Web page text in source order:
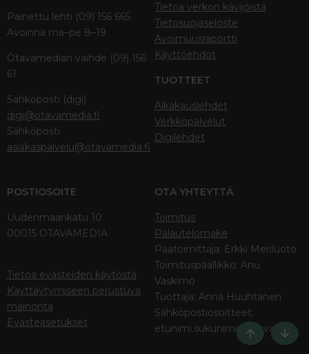
Painettu lehti (09) 156 665
Avoinna ma–pe 8–19
Otavamedian vaihde (09) 156
61
Sähköposti (digi)
digi@otavamedia.fi
Sähköposti
asiakaspalvelu@otavamedia.fi
Tietoa verkon kävijöistä
Tietosuojaseloste
Avoimuusraportti
Käyttöehdot
TUOTTEET
Aikakauslehdet
Verkkopalvelut
Digilehdet
POSTIOSOITE
Uudenmaankatu 10
00015 OTAVAMEDIA
Tietoa evästeiden käytöstä
Käyttäytymiseen perustuva
mainonta
Evästeasetukset
OTA YHTEYTTÄ
Toimitus
Palautelomake
Päätoimittaja: Erkki Meriluoto
Toimituspäällikkö: Anu
Vaskimo
Tuottaja: Anna Huuhtanen
Sähköpostiosoitteet:
etunimi.sukunimi@otava.fi
Ylös